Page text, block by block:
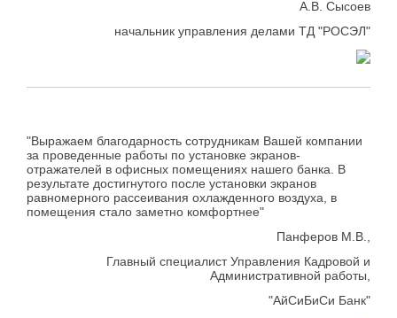
А.В. Сысоев
начальник управления делами ТД "РОСЭЛ"
"Выражаем благодарность сотрудникам Вашей компании
за проведенные работы по установке экранов-
отражателей в офисных помещениях нашего банка. В
результате достигнутого после установки экранов
равномерного рассеивания охлажденного воздуха, в
помещения стало заметно комфортнее"
Панферов М.В.,
Главный специалист Управления Кадровой и
Административной работы,
"АйСиБиСи Банк"